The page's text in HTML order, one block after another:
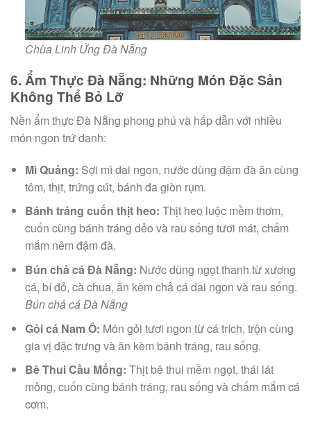
Chùa Linh Ứng Đà Nẵng
6. Ẩm Thực Đà Nẵng: Những Món Đặc Sản
Không Thể Bỏ Lỡ
Nền ẩm thực Đà Nẵng phong phú và hấp dẫn với nhiều
món ngon trứ danh:
Mì Quảng: Sợi mì dai ngon, nước dùng đậm đà ăn cùng
tôm, thịt, trứng cút, bánh đa giòn rụm.
Bánh tráng cuốn thịt heo: Thịt heo luộc mềm thơm,
cuốn cùng bánh tráng dẻo và rau sống tươi mát, chấm
mắm nêm đậm đà.
Bún chả cá Đà Nẵng: Nước dùng ngọt thanh từ xương
cá, bí đỏ, cà chua, ăn kèm chả cá dai ngon và rau sống.
Bún chả cá Đà Nẵng
Gỏi cá Nam Ô: Món gỏi tươi ngon từ cá trích, trộn cùng
gia vị đặc trưng và ăn kèm bánh tráng, rau sống.
Bê Thui Cầu Mống: Thịt bê thui mềm ngọt, thái lát
mỏng, cuốn cùng bánh tráng, rau sống và chấm mắm cá
cơm.